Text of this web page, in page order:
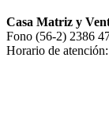
Casa Matriz y
Fono (56-2) 2386
Horario de